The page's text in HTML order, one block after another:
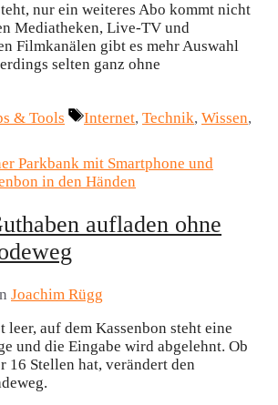
nur ein weiteres Abo kommt nicht
Mediatheken, Live-TV und
Filmkanälen gibt es mehr Auswahl
selten ganz ohne
& Tools Schlagwörter
Internet, Technik, Wissen,
aufladen ohne
Joachim Rügg
leer, auf dem Kassenbon steht eine
und die Eingabe wird abgelehnt. Ob
16 Stellen hat, verändert den